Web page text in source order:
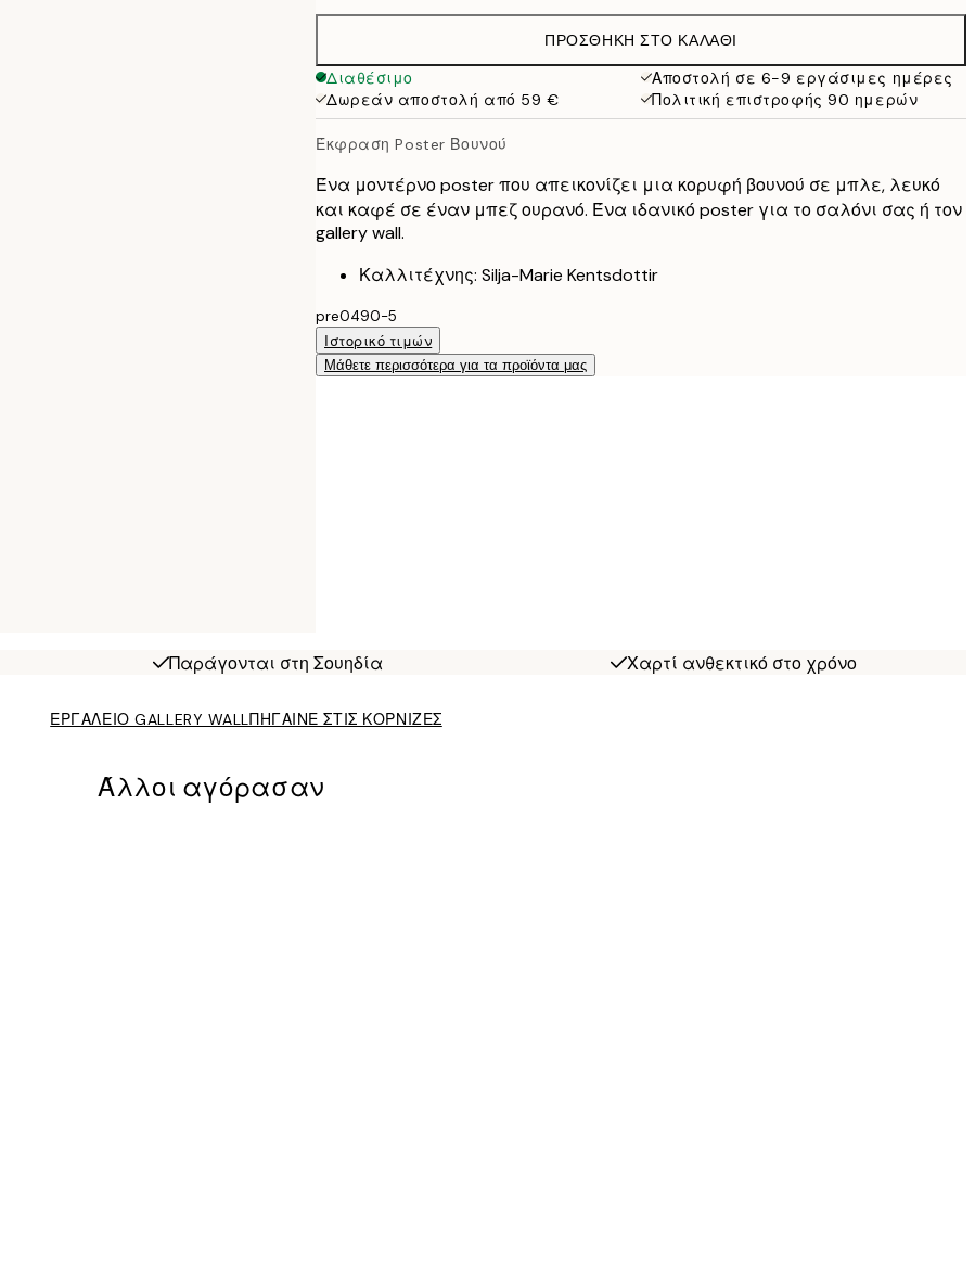
38 €
ΠΡΟΣΘΉΚΗ ΣΤΟ ΚΑΛΆΘΙ
Διαθέσιμο
Αποστολή σε 6-9 εργάσιμες ημέρες
Δωρεάν αποστολή από 59 €
Πολιτική επιστροφής 90 ημερών
Έκφραση Poster Βουνού
Ένα μοντέρνο poster που απεικονίζει μια κορυφή βουνού σε μπλε, λευκό
και καφέ σε έναν μπεζ ουρανό. Ένα ιδανικό poster για το σαλόνι σας ή τον
gallery wall.
Καλλιτέχνης: Silja-Marie Kentsdottir
pre0490-5
Ιστορικό τιμών
Μάθετε περισσότερα για τα προϊόντα μας
Παράγονται στη Σουηδία Χαρτί ανθεκτικό στο χρόνο
ΕΡΓΑΛΕΙΟ GALLERY WALLΠΗΓΑΙΝΕ ΣΤΙΣ ΚΟΡΝΙΖΕΣ
Άλλοι αγόρασαν